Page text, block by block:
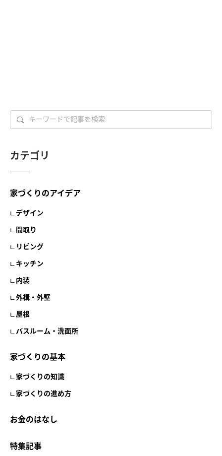
カテゴリ
家づくりのアイデア
デザイン
間取り
リビング
キッチン
内装
外構・外壁
屋根
バスルーム・洗面所
家づくりの基本
家づくりの知識
家づくりの進め方
お金のはなし
特集記事